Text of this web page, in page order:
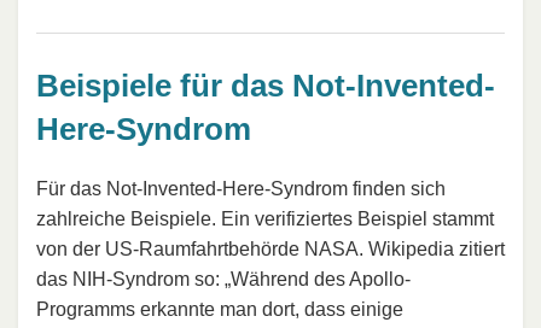
Beispiele für das Not-Invented-
Here-Syndrom
Für das Not-Invented-Here-Syndrom finden sich
zahlreiche Beispiele. Ein verifiziertes Beispiel stammt
von der US-Raumfahrtbehörde NASA. Wikipedia zitiert
das NIH-Syndrom so: „Während des Apollo-
Programms erkannte man dort, dass einige